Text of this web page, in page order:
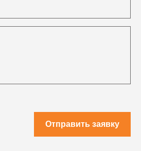
Отправить заявку